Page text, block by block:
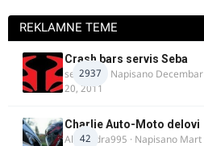
REKLAMNE TEME
2937
Crash bars servis Seba
seba011 · Napisano Decembar
20, 2011
42
Charlie Auto-Moto delovi
Alexandra995 · Napisano Mart